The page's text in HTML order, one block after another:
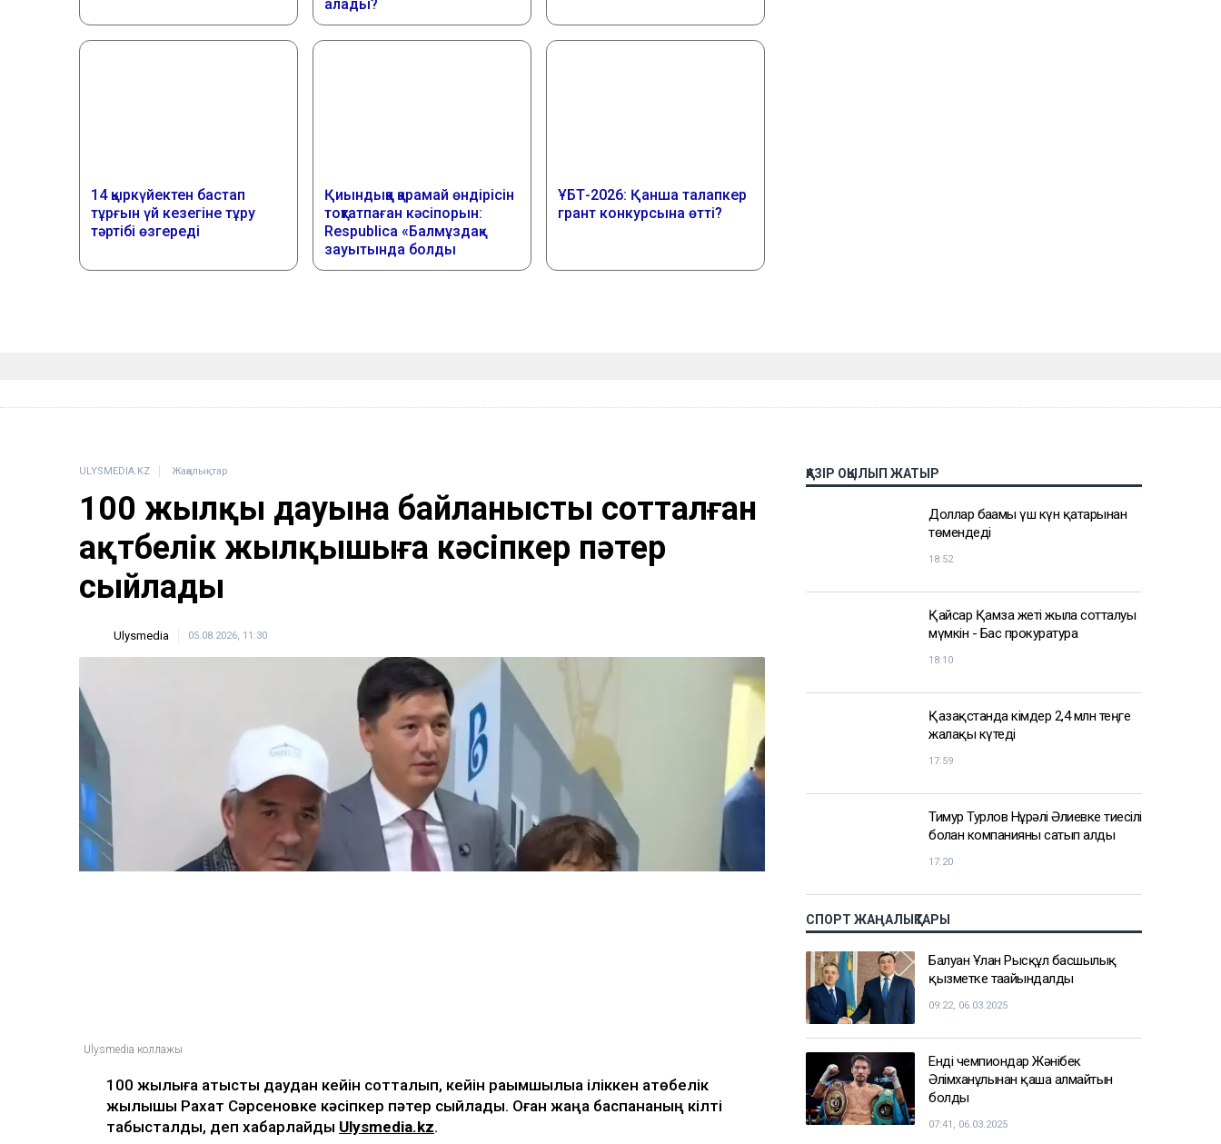
ULYSMEDIA.KZ Жаңалықтар
100 жылқы дауына байланысты сотталған
ақтөбелік жылқышыға кәсіпкер пәтер
сыйлады
Ulysmedia 05.08.2026, 11:30
Ulysmedia коллажы
100 жылқыға қатысты даудан кейін сотталып, кейін рақымшылыққа іліккен ақтөбелік
жылқышы Рахат Сәрсеновке кәсіпкер пәтер сыйлады. Оған жаңа баспананың кілті
табысталды, деп хабарлайды Ulysmedia.kz.
ҚАЗІР ОҚЫЛЫП ЖАТЫР
Доллар бағамы үш күн қатарынан
төмендеді
18:52
Қайсар Қамза жеті жылға сотталуы
мүмкін - Бас прокуратура
18:10
Қазақстанда кімдер 2,4 млн теңге
жалақы күтеді
17:59
Тимур Турлов Нұрәлі Әлиевке тиесілі
болған компанияны сатып алды
17:20
СПОРТ ЖАҢАЛЫҚТАРЫ
Балуан Ұлан Рысқұл басшылық
қызметке тағайындалды
09:22, 06.03.2025
Енді чемпиондар Жәнібек
Әлімханұлынан қаша алмайтын
болды
07:41, 06.03.2025